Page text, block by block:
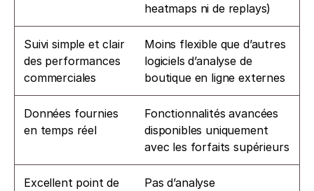
heatmaps ni de replays)
Suivi simple et clair
des performances
commerciales
Moins flexible que d’autres
logiciels d’analyse de
boutique en ligne externes
Données fournies
en temps réel
Fonctionnalités avancées
disponibles uniquement
avec les forfaits supérieurs
Excellent point de
Pas d’analyse